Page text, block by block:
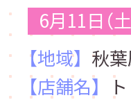
6月11日（土
【地域】 秋
【店舗名】